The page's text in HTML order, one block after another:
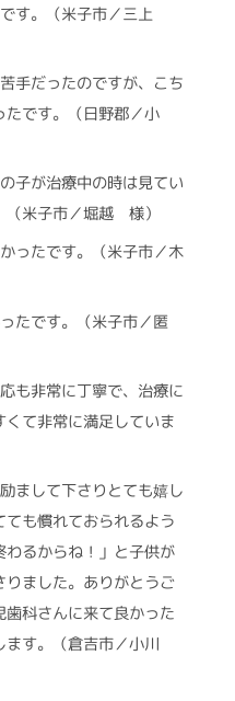
す。（米子市／三上
手だったのですが、こち
たです。（日野郡／小
子が治療中の時は見てい
（米子市／堀越 様）
ったです。（米子市／木
たです。（米子市／匿
も非常に丁寧で、治療に
て非常に満足していま
まして下さりとても嬉し
も慣れておられるよう
るからね！」と子供が
ました。ありがとうご
科さんに来て良かった
ます。（倉吉市／小川